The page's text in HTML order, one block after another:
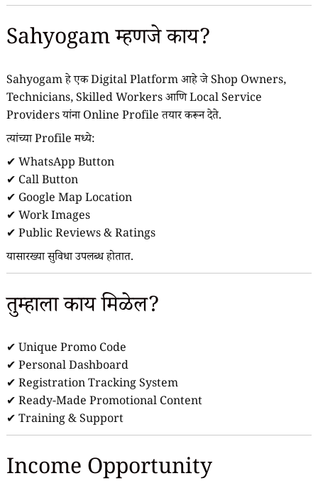
Sahyogam म्हणजे काय?
Sahyogam हे एक Digital Platform आहे जे Shop Owners,
Technicians, Skilled Workers आणि Local Service
Providers यांना Online Profile तयार करून देते.
त्यांच्या Profile मध्ये:
✔ WhatsApp Button
✔ Call Button
✔ Google Map Location
✔ Work Images
✔ Public Reviews & Ratings
यासारख्या सुविधा उपलब्ध होतात.
तुम्हाला काय मिळेल?
✔ Unique Promo Code
✔ Personal Dashboard
✔ Registration Tracking System
✔ Ready-Made Promotional Content
✔ Training & Support
Income Opportunity